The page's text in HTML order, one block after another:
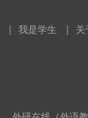
| 我是学生 | 关